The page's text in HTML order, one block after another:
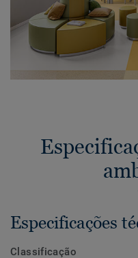
Especificações
Classificação